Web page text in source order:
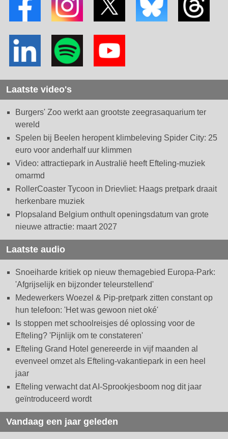
Laatste video's
Burgers' Zoo werkt aan grootste zeegrasaquarium ter
wereld
Spelen bij Beelen heropent klimbeleving Spider City: 25
euro voor anderhalf uur klimmen
Video: attractiepark in Australië heeft Efteling-muziek
omarmd
RollerCoaster Tycoon in Drievliet: Haags pretpark draait
herkenbare muziek
Plopsaland Belgium onthult openingsdatum van grote
nieuwe attractie: maart 2027
Laatste audio
Snoeiharde kritiek op nieuw themagebied Europa-Park:
'Afgrijselijk en bijzonder teleurstellend'
Medewerkers Woezel & Pip-pretpark zitten constant op
hun telefoon: 'Het was gewoon niet oké'
Is stoppen met schoolreisjes dé oplossing voor de
Efteling? 'Pijnlijk om te constateren'
Efteling Grand Hotel genereerde in vijf maanden al
evenveel omzet als Efteling-vakantiepark in een heel
jaar
Efteling verwacht dat AI-Sprookjesboom nog dit jaar
geïntroduceerd wordt
Vandaag een jaar geleden